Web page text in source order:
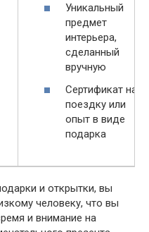
Уникальный
предмет
интерьера,
сделанный
вручную
Сертификат на
поездку или
опыт в виде
подарка
и открытки, вы
человеку, что вы
и внимание на